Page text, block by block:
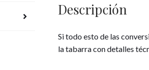
o
k
Descripción
Si todo esto de las
la tabarra con detalles